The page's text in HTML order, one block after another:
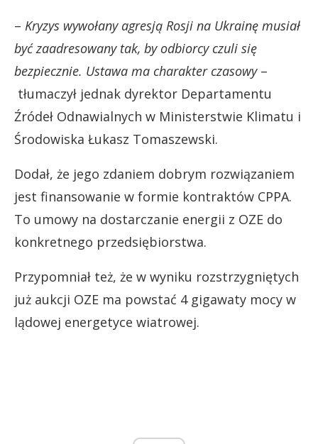
– Kryzys wywołany agresją Rosji na Ukrainę musiał
być zaadresowany tak, by odbiorcy czuli się
bezpiecznie. Ustawa ma charakter czasowy–
tłumaczył jednak dyrektor Departamentu
Źródeł Odnawialnych w Ministerstwie Klimatu i
Środowiska Łukasz Tomaszewski.
Dodał, że jego zdaniem dobrym rozwiązaniem
jest finansowanie w formie kontraktów CPPA.
To umowy na dostarczanie energii z OZE do
konkretnego przedsiębiorstwa.
Przypomniał też, że w wyniku rozstrzygniętych
już aukcji OZE ma powstać 4 gigawaty mocy w
lądowej energetyce wiatrowej.